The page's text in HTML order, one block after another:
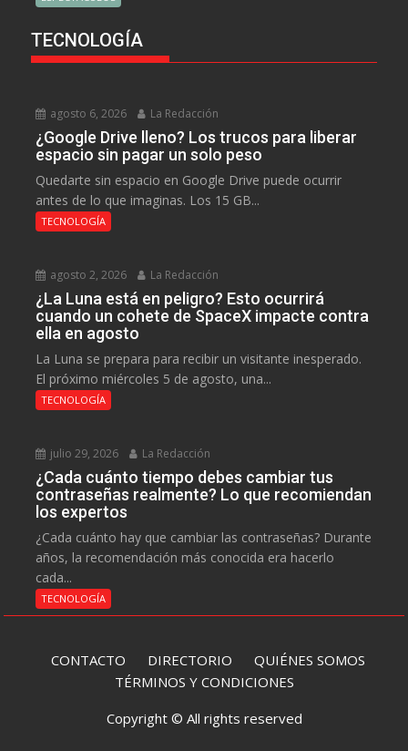
TECNOLOGÍA
agosto 6, 2026 La Redacción
¿Google Drive lleno? Los trucos para liberar
espacio sin pagar un solo peso
Quedarte sin espacio en Google Drive puede ocurrir
antes de lo que imaginas. Los 15 GB...
TECNOLOGÍA
agosto 2, 2026 La Redacción
¿La Luna está en peligro? Esto ocurrirá
cuando un cohete de SpaceX impacte contra
ella en agosto
La Luna se prepara para recibir un visitante inesperado.
El próximo miércoles 5 de agosto, una...
TECNOLOGÍA
julio 29, 2026 La Redacción
¿Cada cuánto tiempo debes cambiar tus
contraseñas realmente? Lo que recomiendan
los expertos
¿Cada cuánto hay que cambiar las contraseñas? Durante
años, la recomendación más conocida era hacerlo
cada...
TECNOLOGÍA
CONTACTO DIRECTORIO QUIÉNES SOMOS
TÉRMINOS Y CONDICIONES
Copyright © All rights reserved